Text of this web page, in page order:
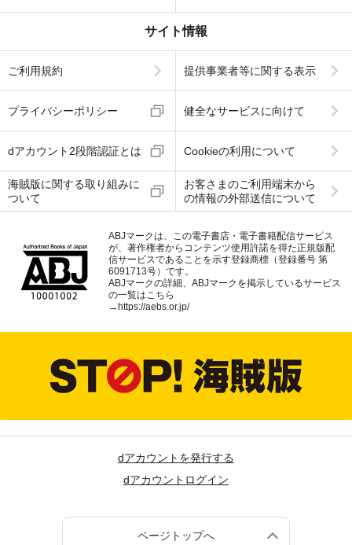
サイト情報
ご利用規約 提供事業者等に関する表示
プライバシーポリシー 健全なサービスに向けて
dアカウント2段階認証とは Cookieの利用について
海賊版に関する取り組みに
ついて
お客さまのご利用端末から
の情報の外部送信について
ABJマークは、この電子書店・電子書籍配信サービス
が、著作権者からコンテンツ使用許諾を得た正規版配
信サービスであることを示す登録商標（登録番号 第
6091713号）です。
ABJマークの詳細、ABJマークを掲示しているサービス
の一覧はこちら
→ https://aebs.or.jp/
dアカウントを発行する
dアカウントログイン
ページトップへ